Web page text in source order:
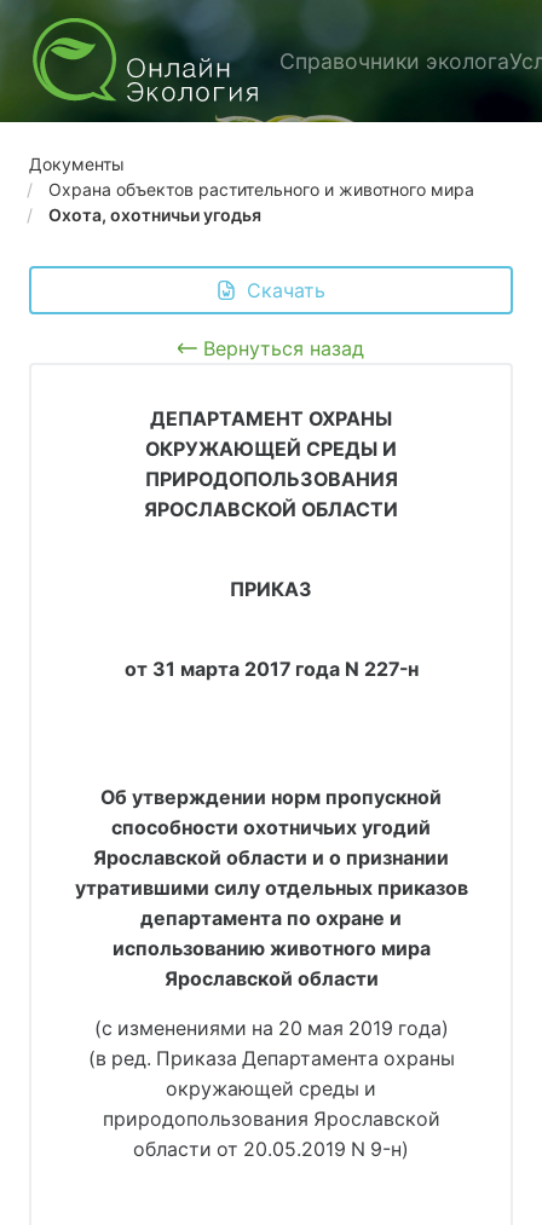
Справочники эколога
Документы
Охрана объектов растительного и животного мира
Охота, охотничьи угодья
Скачать
Вернуться назад
ДЕПАРТАМЕНТ ОХРАНЫ
ОКРУЖАЮЩЕЙ СРЕДЫ И
ПРИРОДОПОЛЬЗОВАНИЯ
ЯРОСЛАВСКОЙ ОБЛАСТИ
ПРИКАЗ
от 31 марта 2017 года N 227-н
Об утверждении норм пропускной
способности охотничьих угодий
Ярославской области и о признании
утратившими силу отдельных приказов
департамента по охране и
использованию животного мира
Ярославской области
(с изменениями на 20 мая 2019 года)
(в ред. Приказа Департамента охраны
окружающей среды и
природопользования Ярославской
области от 20.05.2019 N 9-н)